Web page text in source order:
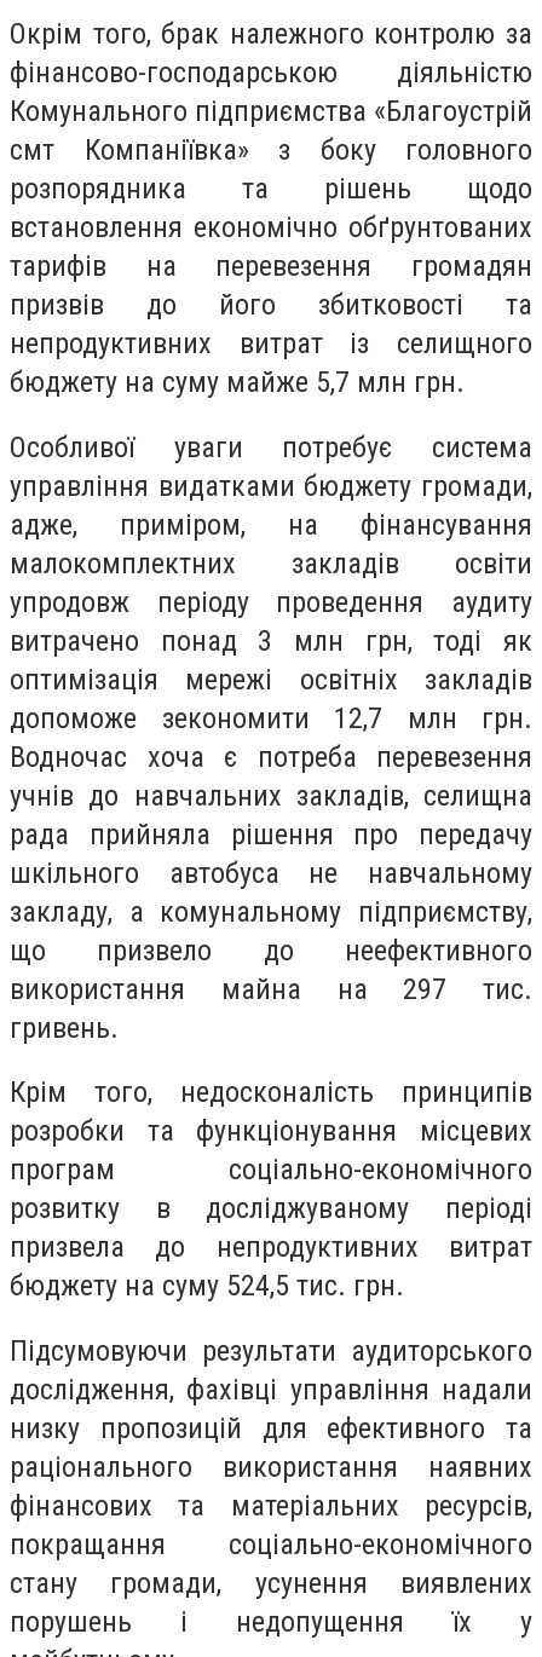
Окрім того, брак належного контролю за
фінансово-господарською діяльністю
Комунального підприємства «Благоустрій
смт Компаніївка» з боку головного
розпорядника та рішень щодо
встановлення економічно обґрунтованих
тарифів на перевезення громадян
призвів до його збитковості та
непродуктивних витрат із селищного
бюджету на суму майже 5,7 млн грн.
Особливої уваги потребує система
управління видатками бюджету громади,
адже, приміром, на фінансування
малокомплектних закладів освіти
упродовж періоду проведення аудиту
витрачено понад 3 млн грн, тоді як
оптимізація мережі освітніх закладів
допоможе зекономити 12,7 млн грн.
Водночас хоча є потреба перевезення
учнів до навчальних закладів, селищна
рада прийняла рішення про передачу
шкільного автобуса не навчальному
закладу, а комунальному підприємству,
що призвело до неефективного
використання майна на 297 тис.
гривень.
Крім того, недосконалість принципів
розробки та функціонування місцевих
програм соціально-економічного
розвитку в досліджуваному періоді
призвела до непродуктивних витрат
бюджету на суму 524,5 тис. грн.
Підсумовуючи результати аудиторського
дослідження, фахівці управління надали
низку пропозицій для ефективного та
раціонального використання наявних
фінансових та матеріальних ресурсів,
покращання соціально-економічного
стану громади, усунення виявлених
порушень і недопущення їх у